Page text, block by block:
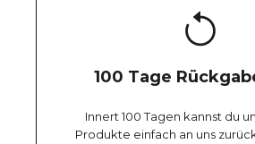
100 Tage
Innert 100 Tagen kannst du
Produkte einfach an uns